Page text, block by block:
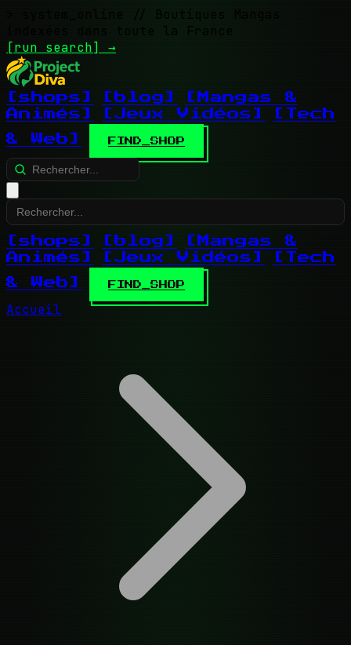
// Boutiques Mangas
indexées dans toute la France
[run search] →
[shops] [blog]
[Mangas &
Animés]
[Jeux Vidéos]
[Tech
& Web]
FIND_SHOP
[shops] [blog]
[Mangas &
Animés]
[Jeux Vidéos]
[Tech
& Web]
FIND_SHOP
Accueil